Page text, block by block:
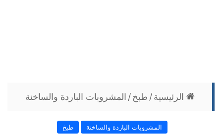
الرئيسية / طبخ / المشروبات الباردة والساخنة
المشروبات الباردة والساخنة طبخ